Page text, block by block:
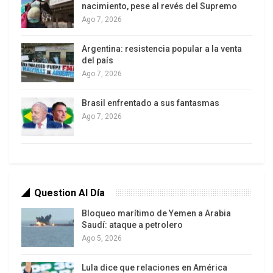
viernes muchísima gente bajó a La Guaira. Aquí
decimos bajar porque viniendo del centro,
Caracas está más alta, en un valle en la montaña,
entonces «bajamos» a la costa. Muchísima gente
bajó a llevar lo que pudiera, la solidaridad que
nacimiento, pese al revés del Supremo
Ago 7, 2026
Argentina: resistencia popular a la venta
del país
Ago 7, 2026
Brasil enfrentado a sus fantasmas
Ago 7, 2026
Question Al Día
Bloqueo marítimo de Yemen a Arabia
Saudí: ataque a petrolero
Ago 5, 2026
Lula dice que relaciones en América